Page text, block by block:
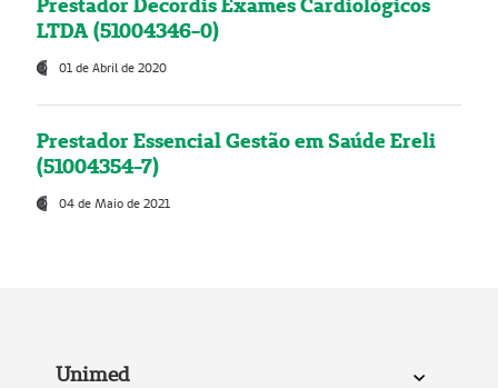
LTDA (51004346-0)
01 de Abril de 2020
Prestador Essencial Gestão em Saúde Ereli
(51004354-7)
04 de Maio de 2021
Unimed